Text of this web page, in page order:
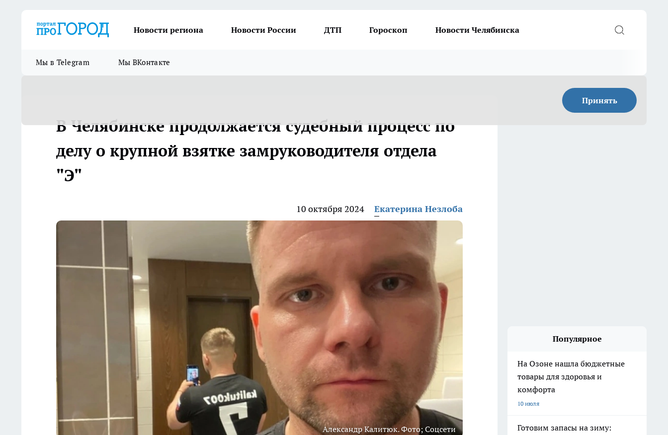
Новости региона Новости России ДТП Гороскоп Новости Челябинска
Мы в Telegram Мы ВКонтакте
Принять
В Челябинске продолжается судебный процесс по
делу о крупной взятке замруководителя отдела
"Э"
10 октября 2024 Екатерина Незлоба
Александр Калитюк. Фото; Соцсети
Популярное
На Озоне нашла бюджетные
товары для здоровья и
комфорта
10 июля
Готовим запасы на зиму: